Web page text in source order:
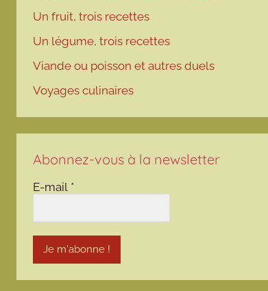
Un fruit, trois recettes
Un légume, trois recettes
Viande ou poisson et autres duels
Voyages culinaires
Abonnez-vous à la newsletter
E-mail *